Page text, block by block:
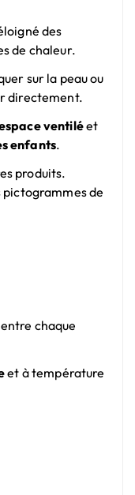
des
de chaleur.
sur la peau ou
directement.
ventiléet
enfants.
produits.
pictogrammes de
chaque
et à température